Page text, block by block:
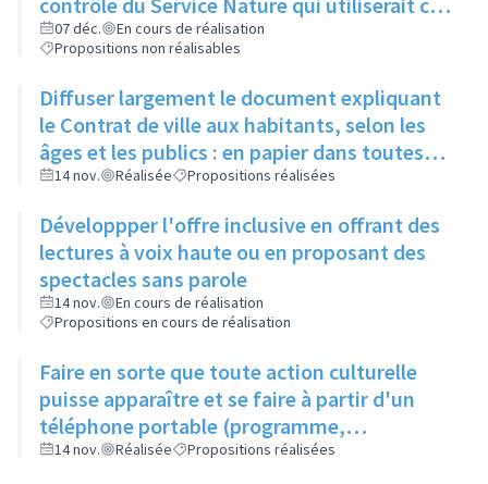
compost pour l'entretien des espaces verts
de la ville
07 déc.
En cours de réalisation
Propositions non réalisables
Diffuser largement le document expliquant
le Contrat de ville aux habitants, selon les
âges et les publics : en papier dans toutes
les structures accueillant du public
14 nov. Réalisée Propositions réalisées
Développper l'offre inclusive en offrant des
lectures à voix haute ou en proposant des
spectacles sans parole
14 nov.
En cours de réalisation
Propositions en cours de réalisation
Faire en sorte que toute action culturelle
puisse apparaître et se faire à partir d'un
téléphone portable (programme,
évènements, résevations...)
14 nov. Réalisée Propositions réalisées